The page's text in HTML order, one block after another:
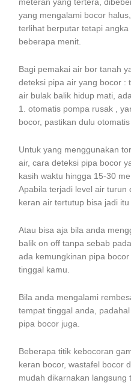
meteran yang tertera,
yang mengalami bocor
terlihat berputar tetapi
beberapa menit.
Bagi pemakai air bor tanah
deteksi pipa air yang bocor :
air bulak balik hidup mati,
1. otomatis pompa rusak ,
bocor, pastikan dulu
Untuk yang menggunakan
air, cara deteksi pipa bocor
kasih waktu hingga 15-30
Apabila terjadi level air
keran air tertutup bisa jadi
Atau bisa aja bila anda
balik on off tanpa sebab
ada kemungkinan pipa
tinggal kamu.
Bila anda mengalami
tempat tinggal anda,
pipa bocor juga.
Beberapa titik kebocoran
keran bocor, wastafel bocor
mudah dikarnakan langsung